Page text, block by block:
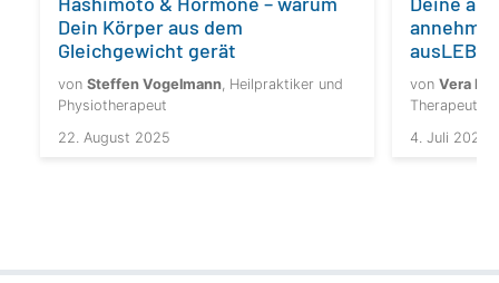
Dein Körper aus dem
Gleichgewicht gerät
von Steffen Vogelmann , Heilpraktiker und
Physiotherapeut
22. August 2025
von Vera
Therapeutin
4. Juli 2024